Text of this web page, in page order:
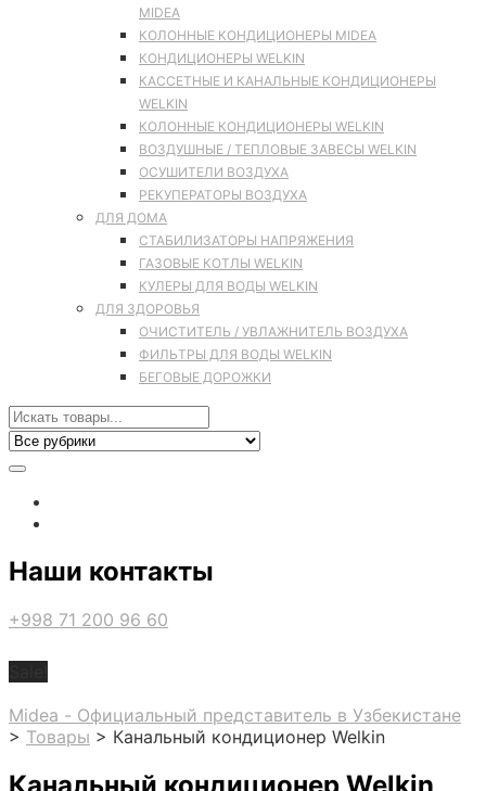
MIDEA
КОЛОННЫЕ КОНДИЦИОНЕРЫ MIDEA
КОНДИЦИОНЕРЫ WELKIN
КАССЕТНЫЕ И КАНАЛЬНЫЕ КОНДИЦИОНЕРЫ
WELKIN
КОЛОННЫЕ КОНДИЦИОНЕРЫ WELKIN
ВОЗДУШНЫЕ / ТЕПЛОВЫЕ ЗАВЕСЫ WELKIN
ОСУШИТЕЛИ ВОЗДУХА
РЕКУПЕРАТОРЫ ВОЗДУХА
ДЛЯ ДОМА
СТАБИЛИЗАТОРЫ НАПРЯЖЕНИЯ
ГАЗОВЫЕ КОТЛЫ WELKIN
КУЛЕРЫ ДЛЯ ВОДЫ WELKIN
ДЛЯ ЗДОРОВЬЯ
ОЧИСТИТЕЛЬ / УВЛАЖНИТЕЛЬ ВОЗДУХА
ФИЛЬТРЫ ДЛЯ ВОДЫ WELKIN
БЕГОВЫЕ ДОРОЖКИ
Наши контакты
+998 71 200 96 60
Midea - Официальный представитель в Узбекистане
> Товары > Канальный кондиционер Welkin